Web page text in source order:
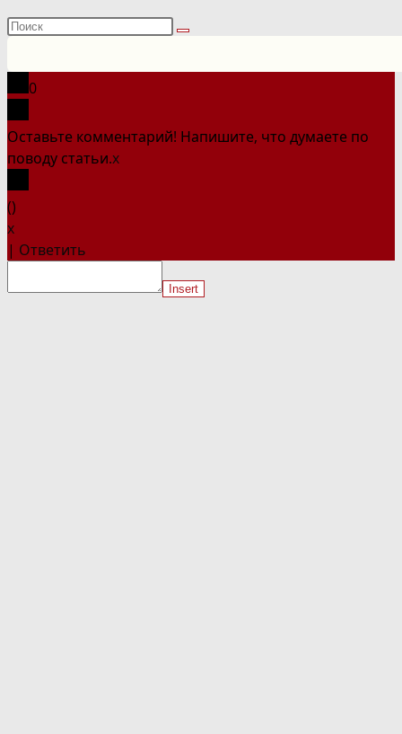
Поиск
сайте
0
Оставьте комментарий! Напишите, что думаете по
поводу статьи.x
()
x
| Ответить
Insert